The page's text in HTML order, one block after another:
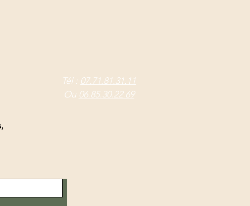
Tél : 07.71.81.31.11
Ou 06.85.30.22.69